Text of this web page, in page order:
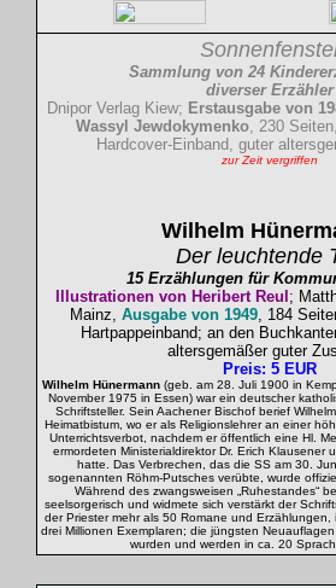
Sammlung von 24
diverser Erzähler
Dnipor Verlag Kiew; Erstausgabe von
Wassyl Jewdokymenko, 230
Hardcover-Einband, guter
zur Zeit vergriffen
Wilhelm
Der leuchtende
15 Erzählungen für
Illustrationen von Heribert Reul ;
Mainz, Ausgabe von 1949, 184
Hartpappeinband; an den
altersgemäßer guter
Preis: 5 EUR
Wilhelm Hünermann (geb. am 28. Juli 1900 in
November 1975 in Essen) war ein deutscher
Schriftsteller. Sein Aachener Bischof berief
Heimatbistum, wo er als Religionslehrer an einer
Unterrichtsverbot, nachdem er öffentlich eine Hl.
ermordeten Ministerialdirektor Dr. Erich Klausener
hatte. Das Verbrechen, das die SS am 30.
sogenannten Röhm-Putsches verübte, wurde
Während des zwangsweisen „Ruhestandes“
seelsorgerisch und widmete sich verstärkt der
der Priester mehr als 50 Romane und Erzählungen,
drei Millionen Exemplaren; die jüngsten
wurden und werden in ca. 20